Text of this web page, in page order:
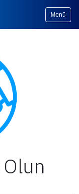
Menü
Olun